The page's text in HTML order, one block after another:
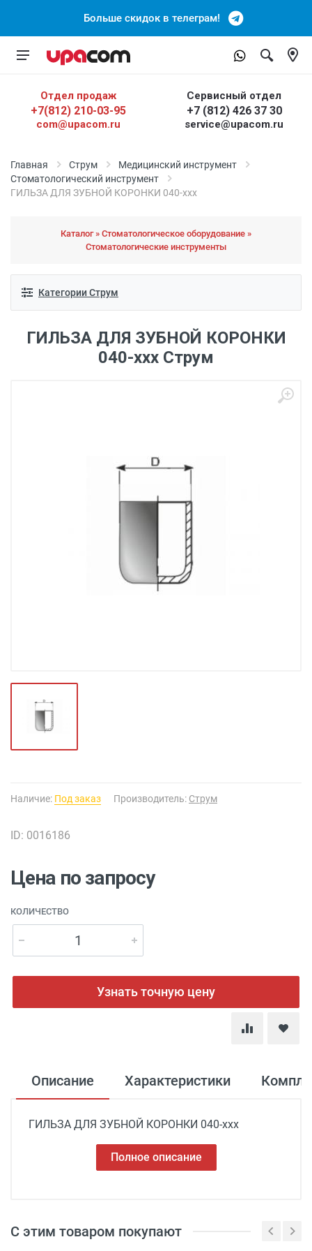
Больше скидок в телеграм!
Отдел продаж
+7(812) 210-03-95
com@upacom.ru
Сервисный отдел
+7 (812) 426 37 30
service@upacom.ru
Главная Струм
Медицинский инструмент
Cтоматологический инструмент
ГИЛЬЗА ДЛЯ ЗУБНОЙ КОРОНКИ 040-ххх
Каталог » Стоматологическое оборудование »
Стоматологические инструменты
Категории Струм
ГИЛЬЗА ДЛЯ ЗУБНОЙ КОРОНКИ
040-ххх Струм
Наличие: Под заказ Производитель: Струм
ID: 0016186
Цена по запросу
КОЛИЧЕСТВО
Узнать точную цену
Описание Характеристики
ГИЛЬЗА ДЛЯ ЗУБНОЙ КОРОНКИ 040-ххх
Полное описание
С этим товаром покупают